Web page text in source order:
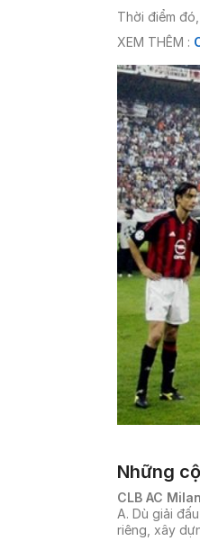
Thời điểm
XEM THÊM :
Những
CLB AC Milan
A. Dù giải
riêng, xây